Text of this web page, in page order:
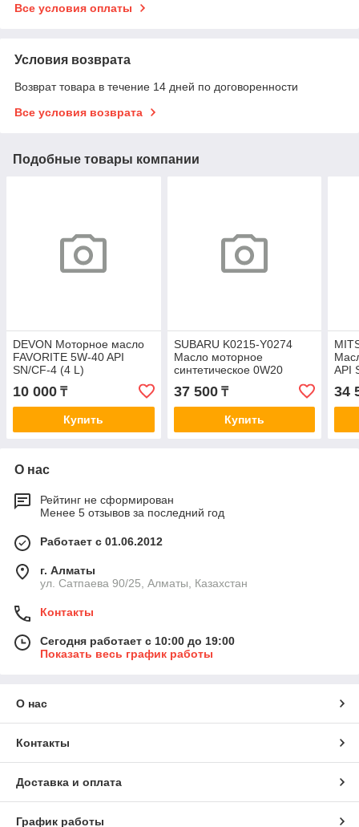
Все условия оплаты
Условия возврата
Возврат товара в течение 14 дней по договоренности
Все условия возврата
Подобные товары компании
DEVON Моторное масло
FAVORITE 5W-40 API
SN/CF-4 (4 L)
10 000 ₸
Купить
SUBARU K0215-Y0274
Масло моторное
синтетическое 0W20
ENGINE OIL SN (4L)
FIG61996T4L
37 500₸
Купить
API
34
О нас
Рейтинг не сформирован
Менее 5 отзывов за последний год
Работает с 01.06.2012
г. Алматы
ул. Сатпаева 90/25, Алматы, Казахстан
Контакты
Сегодня работает с 10:00 до 19:00
Показать весь график работы
О нас
Контакты
Доставка и оплата
График работы